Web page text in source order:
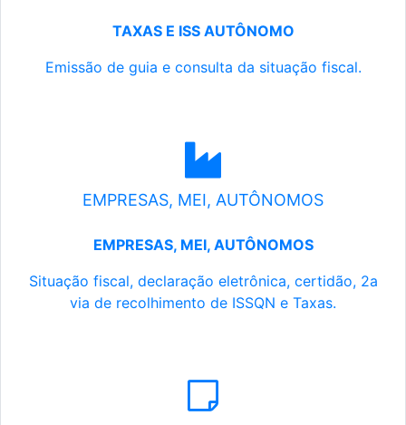
TAXAS E ISS AUTÔNOMO
Emissão de guia e consulta da situação fiscal.
EMPRESAS, MEI, AUTÔNOMOS
EMPRESAS, MEI, AUTÔNOMOS
Situação fiscal, declaração eletrônica, certidão, 2a
via de recolhimento de ISSQN e Taxas.